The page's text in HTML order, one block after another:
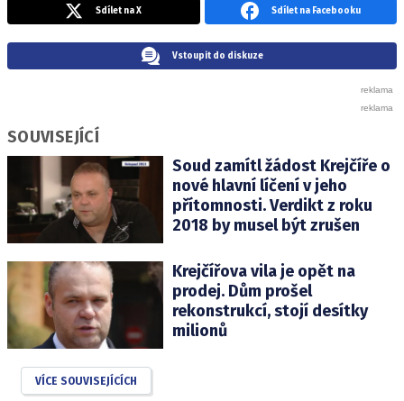
Sdílet na X Sdílet na Facebooku
Vstoupit do diskuze
SOUVISEJÍCÍ
Soud zamítl žádost Krejčíře o
nové hlavní líčení v jeho
přítomnosti. Verdikt z roku
2018 by musel být zrušen
Krejčířova vila je opět na
prodej. Dům prošel
rekonstrukcí, stojí desítky
milionů
VÍCE SOUVISEJÍCÍCH